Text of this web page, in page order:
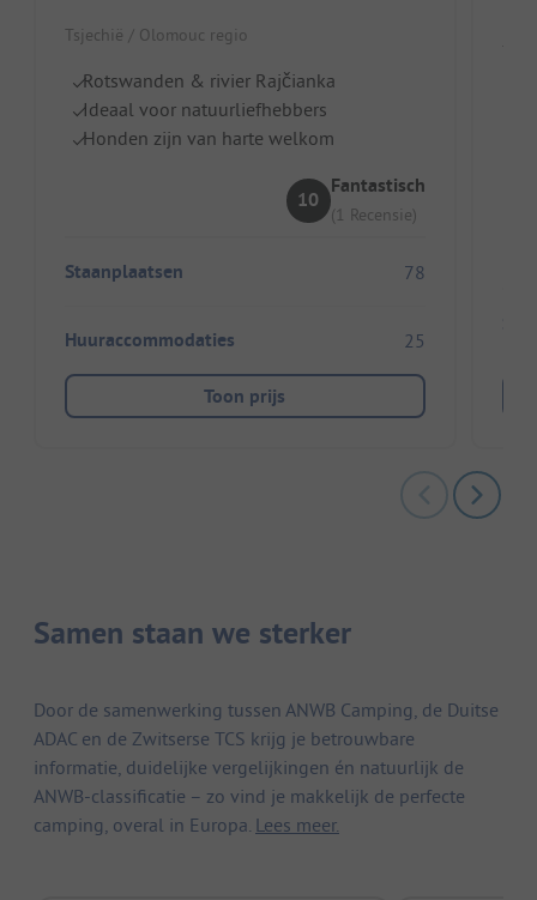
Tsjechië / Olomouc regio
Rotswanden & rivier Rajčianka
Ideaal voor natuurliefhebbers
Honden zijn van harte welkom
10
Fantastisch
(1 Recensie)
Staanplaatsen 78
Huuraccommodaties 25
Toon prijs
Samen staan we sterker
Door de samenwerking tussen ANWB Camping, de Duitse
ADAC en de Zwitserse TCS krijg je betrouwbare
informatie, duidelijke vergelijkingen én natuurlijk de
ANWB-classificatie – zo vind je makkelijk de perfecte
camping, overal in Europa. Lees meer.